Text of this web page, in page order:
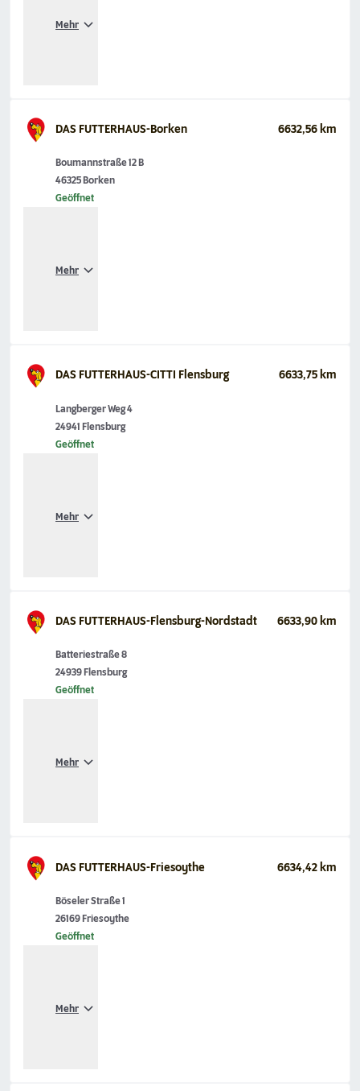
Mehr
DAS FUTTERHAUS-Borken 6632,56 km
Boumannstraße 12 B
46325 Borken
Geöffnet
Mehr
DAS FUTTERHAUS-CITTI Flensburg 6633,75 km
Langberger Weg 4
24941 Flensburg
Geöffnet
Mehr
DAS FUTTERHAUS-Flensburg-Nordstadt 6633,90 km
Batteriestraße 8
24939 Flensburg
Geöffnet
Mehr
DAS FUTTERHAUS-Friesoythe 6634,42 km
Böseler Straße 1
26169 Friesoythe
Geöffnet
Mehr